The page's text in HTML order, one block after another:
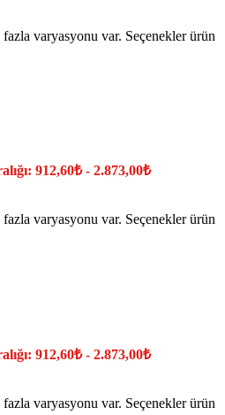
varyasyonu var. Seçenekler ürün
912,60₺ - 2.873,00₺
varyasyonu var. Seçenekler ürün
912,60₺ - 2.873,00₺
varyasyonu var. Seçenekler ürün